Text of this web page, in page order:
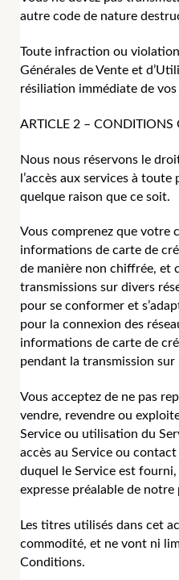
autre code de nature
Toute infraction ou
Générales de Vente et
résiliation immédiate de vos
ARTICLE 2 – CONDITIONS
Nous nous réservons le
l’accès aux services à
quelque raison que ce soit.
Vous comprenez que votre
informations de carte de
de manière non chiffrée, et
transmissions sur divers
pour se conformer et
pour la connexion des
informations de carte de
pendant la transmission sur
Vous acceptez de ne pas
vendre, revendre ou
Service ou utilisation du
accès au Service ou
duquel le Service est
expresse préalable de notre
Les titres utilisés dans cet
commodité, et ne vont ni
Conditions.